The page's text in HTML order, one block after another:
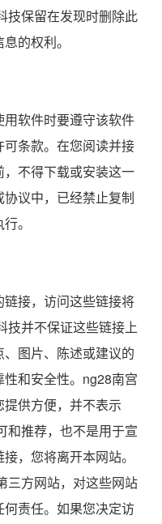
技保留在发现时删除此
的权利。
软件时要遵守该软件
条款。在您阅读并接
不得下载或安装这一
议中，已经禁止复制
。
接，访问这些链接将
技并不保证这些链接上
图片、陈述或建议的
和安全性。ng28南宫
供方便，并不表示
和推荐，也不是用于宣
，您将离开本网站。
三方网站，对这些网站
责任。如果您决定访